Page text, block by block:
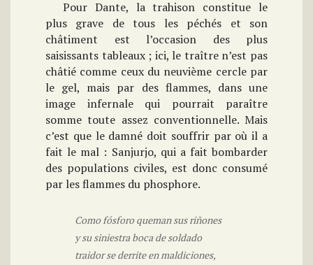
Pour Dante, la trahison constitue le
plus grave de tous les péchés et son
châtiment est l’occasion des plus
saisissants tableaux ; ici, le traître n’est pas
châtié comme ceux du neuvième cercle par
le gel, mais par des flammes, dans une
image infernale qui pourrait paraître
somme toute assez conventionnelle. Mais
c’est que le damné doit souffrir par où il a
fait le mal : Sanjurjo, qui a fait bombarder
des populations civiles, est donc consumé
par les flammes du phosphore.
Como fósforo queman sus riñones
y su siniestra boca de soldado
traidor se derrite en maldiciones,